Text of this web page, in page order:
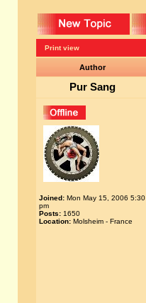
Print view
Author
Pur Sang
Joined: Mon May 15, 2006 5:30
pm
Posts: 1650
Location: Molsheim - France